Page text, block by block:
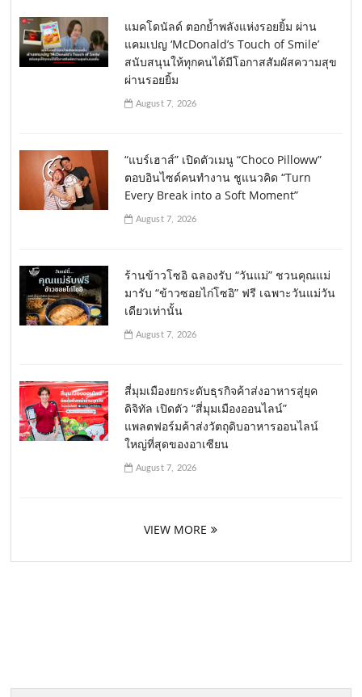
แมคโดนัลด์ ตอกย้ำพลังแห่งรอยยิ้ม ผ่าน
แคมเปญ ‘McDonald’s Touch of Smile’
สนับสนุนให้ทุกคนได้มีโอกาสสัมผัสความสุข
ผ่านรอยยิ้ม
August 7, 2026
“แบร์เฮาส์” เปิดตัวเมนู “Choco Pilloww”
ตอบอินไซด์คนทำงาน ชูแนวคิด “Turn
Every Break into a Soft Moment”
August 7, 2026
ร้านข้าวโซอิ ฉลองรับ “วันแม่” ชวนคุณแม่
มารับ “ข้าวซอยไก่โซอิ” ฟรี เฉพาะวันแม่วัน
เดียวเท่านั้น
August 7, 2026
สี่มุมเมืองยกระดับธุรกิจค้าส่งอาหารสู่ยุค
ดิจิทัล เปิดตัว “สี่มุมเมืองออนไลน์”
แพลตฟอร์มค้าส่งวัตถุดิบอาหารออนไลน์
ใหญ่ที่สุดของอาเซียน
August 7, 2026
VIEW MORE